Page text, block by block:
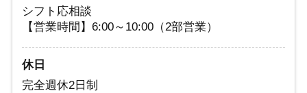
シフト応相談
【営業時間】6:00～10:00（2部営業）
休日
完全週休2日制